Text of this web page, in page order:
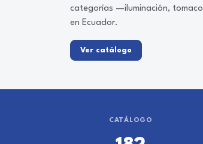
categorías —iluminación,
en Ecuador.
Ver catálogo
CATÁLOGO